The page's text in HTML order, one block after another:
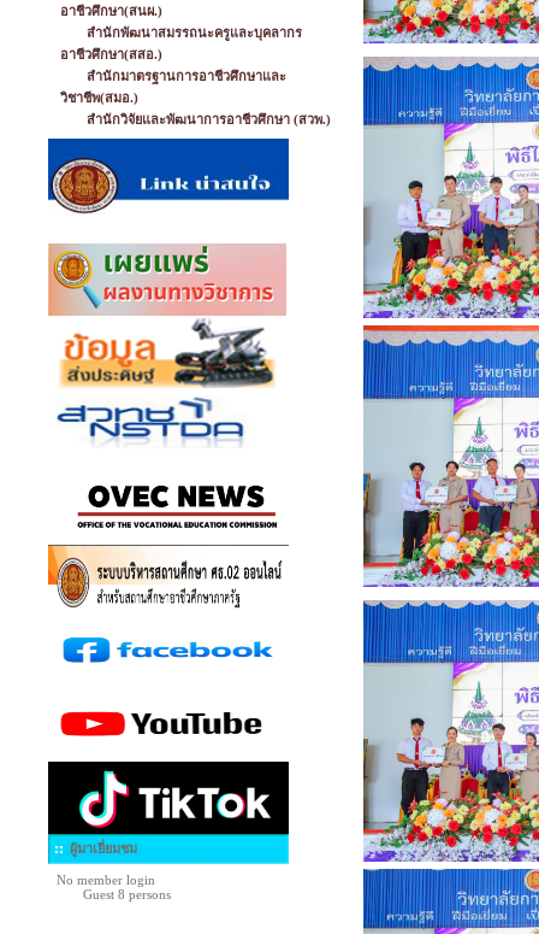
อาชีวศึกษา(สนผ.)
สำนักพัฒนาสมรรถนะครูและบุคลากร
อาชีวศึกษา(สสอ.)
สำนักมาตรฐานการอาชีวศึกษาและ
วิชาชีพ(สมอ.)
สำนักวิจัยและพัฒนาการอาชีวศึกษา (สวพ.)
ผู้มาเยี่ยมชม
No member login
Guest 8 persons